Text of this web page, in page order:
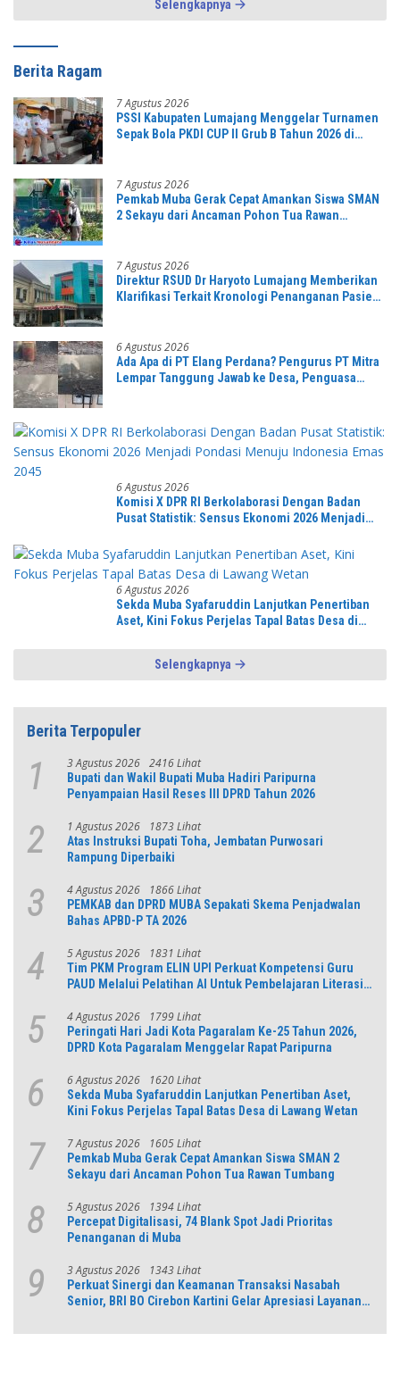
Selengkapnya
Berita Ragam
7 Agustus 2026
PSSI Kabupaten Lumajang Menggelar Turnamen
Sepak Bola PKDI CUP II Grub B Tahun 2026 di
7 Agustus 2026
Pemkab Muba Gerak Cepat Amankan Siswa SMAN
2 Sekayu dari Ancaman Pohon Tua Rawan
7 Agustus 2026
Direktur RSUD Dr Haryoto Lumajang Memberikan
Klarifikasi Terkait Kronologi Penanganan Pasien
6 Agustus 2026
Ada Apa di PT Elang Perdana? Pengurus PT Mitra
Lempar Tanggung Jawab ke Desa, Penguasa
6 Agustus 2026
Komisi X DPR RI Berkolaborasi Dengan Badan
Pusat Statistik: Sensus Ekonomi 2026 Menjadi
6 Agustus 2026
Sekda Muba Syafaruddin Lanjutkan Penertiban
Aset, Kini Fokus Perjelas Tapal Batas Desa di
Selengkapnya
Berita Terpopuler
1 3 Agustus 2026 2416 Lihat
Bupati dan Wakil Bupati Muba Hadiri Paripurna
Penyampaian Hasil Reses III DPRD Tahun 2026
2 1 Agustus 2026 1873 Lihat
Atas Instruksi Bupati Toha, Jembatan Purwosari
Rampung Diperbaiki
3 4 Agustus 2026 1866 Lihat
PEMKAB dan DPRD MUBA Sepakati Skema Penjadwalan
Bahas APBD-P TA 2026
4 5 Agustus 2026 1831 Lihat
Tim PKM Program ELIN UPI Perkuat Kompetensi Guru
PAUD Melalui Pelatihan AI Untuk Pembelajaran Literasi
5 4 Agustus 2026 1799 Lihat
Peringati Hari Jadi Kota Pagaralam Ke-25 Tahun 2026,
DPRD Kota Pagaralam Menggelar Rapat Paripurna
6 6 Agustus 2026 1620 Lihat
Sekda Muba Syafaruddin Lanjutkan Penertiban Aset,
Kini Fokus Perjelas Tapal Batas Desa di Lawang Wetan
7 7 Agustus 2026 1605 Lihat
Pemkab Muba Gerak Cepat Amankan Siswa SMAN 2
Sekayu dari Ancaman Pohon Tua Rawan Tumbang
8 5 Agustus 2026 1394 Lihat
Percepat Digitalisasi, 74 Blank Spot Jadi Prioritas
Penanganan di Muba
9 3 Agustus 2026 1343 Lihat
Perkuat Sinergi dan Keamanan Transaksi Nasabah
Senior, BRI BO Cirebon Kartini Gelar Apresiasi Layanan